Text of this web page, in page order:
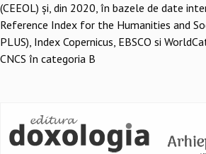
(CEEOL) și, din 2020, în bazele de date
Reference Index for the Humanities and
PLUS), Index Copernicus, EBSCO si
CNCS în categoria B